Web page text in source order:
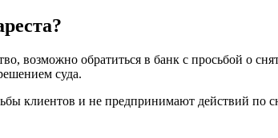
возможно обратиться в банк с просьбой о
суда.
клиентов и не предпринимают действий по